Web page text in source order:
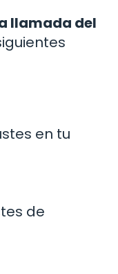
llamada del
en tu
de